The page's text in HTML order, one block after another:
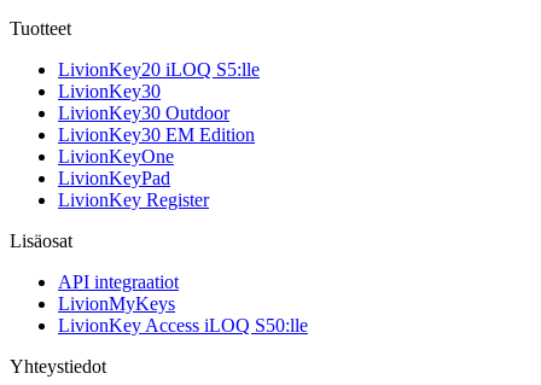
Tuotteet
LivionKey20 iLOQ S5:lle
LivionKey30
LivionKey30 Outdoor
LivionKey30 EM Edition
LivionKeyOne
LivionKeyPad
LivionKey Register
Lisäosat
API integraatiot
LivionMyKeys
LivionKey Access iLOQ S50:lle
Yhteystiedot